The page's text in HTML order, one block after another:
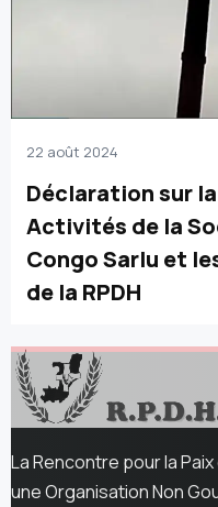
22 août 2024
Déclaration sur
Activités de la
Congo Sarlu et
de la RPDH
La Rencontre pour la
une Organisation Non